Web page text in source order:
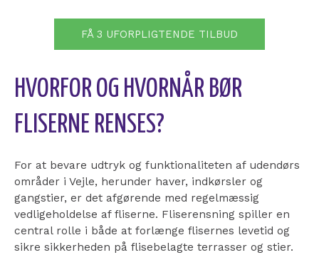
FÅ 3 UFORPLIGTENDE TILBUD
HVORFOR OG HVORNÅR BØR
FLISERNE RENSES?
For at bevare udtryk og funktionaliteten af udendørs
områder i Vejle, herunder haver, indkørsler og
gangstier, er det afgørende med regelmæssig
vedligeholdelse af fliserne. Fliserensning spiller en
central rolle i både at forlænge flisernes levetid og
sikre sikkerheden på flisebelagte terrasser og stier.